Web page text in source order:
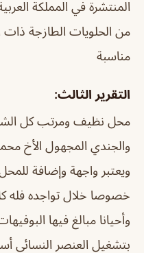
من الحلويات الطازجة ذات
مناسبة
التقرير الثالث:
محل نظيف ومرتب كل
والجندي المجهول الأخ
ويعتبر واجهة وإضافة
خصوصا خلال تواجده فله كل
وأحيانا مبالغ فيها
بتشغيل العنصر النسائي